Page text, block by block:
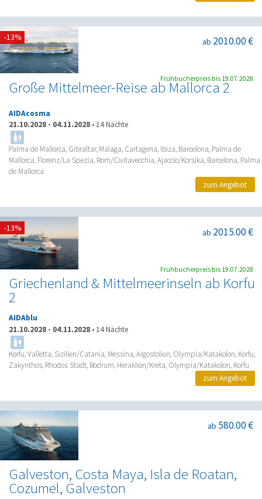
Große Mittelmeer-Reise ab Mallorca 2
ab 2010.00 €
AIDAcosma
21.10.2028 - 04.11.2028 • 14 Nächte
Palma de Mallorca, Gibraltar, Malaga, Cartagena, Ibiza, Barcelona, Palma de
Mallorca, Florenz/La Spezia, Rom/Civitavecchia, Ajaccio/Korsika, Barcelona, Palma
de Mallorca
-13%
Frühbucherpreis bis 19.07.2028
zum Angebot
Griechenland & Mittelmeerinseln ab Korfu
2
ab 2015.00 €
AIDAblu
21.10.2028 - 04.11.2028 • 14 Nächte
Korfu, Valletta, Sizilien/Catania, Messina, Argostolion, Olympia/Katakolon, Korfu,
Zakynthos, Rhodos Stadt, Bodrum, Heraklion/Kreta, Olympia/Katakolon, Korfu
-13%
Frühbucherpreis bis 19.07.2028
zum Angebot
Galveston, Costa Maya, Isla de Roatan,
Cozumel, Galveston
ab 580.00 €